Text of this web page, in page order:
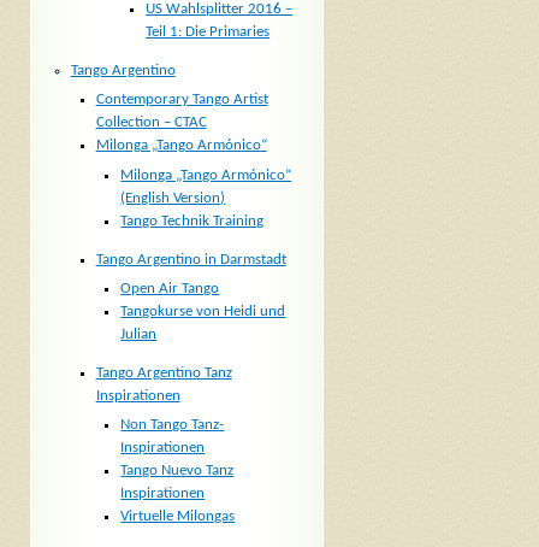
US Wahlsplitter 2016 –
Teil 1: Die Primaries
Tango Argentino
Contemporary Tango Artist
Collection – CTAC
Milonga „Tango Armónico“
Milonga „Tango Armónico“
(English Version)
Tango Technik Training
Tango Argentino in Darmstadt
Open Air Tango
Tangokurse von Heidi und
Julian
Tango Argentino Tanz
Inspirationen
Non Tango Tanz-
Inspirationen
Tango Nuevo Tanz
Inspirationen
Virtuelle Milongas